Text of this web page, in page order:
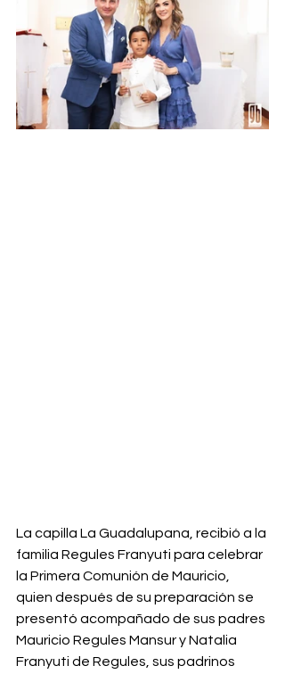
La capilla La Guadalupana, recibió a la
familia Regules Franyuti para celebrar
la Primera Comunión de Mauricio,
quien después de su preparación se
presentó acompañado de sus padres
Mauricio Regules Mansur y Natalia
Franyuti de Regules, sus padrinos